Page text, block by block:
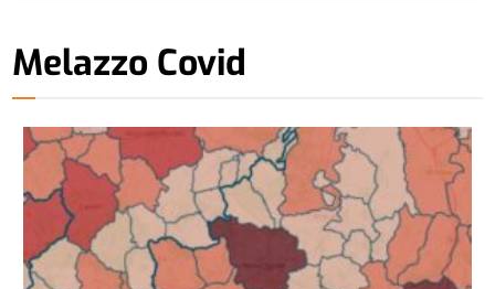
Melazzo Covid